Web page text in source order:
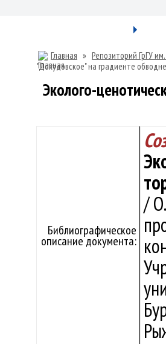
Главная » Репозиторий ГрГУ
"Докудовское" на градиенте
Эколого-
Библиографическое
описание документа:
/